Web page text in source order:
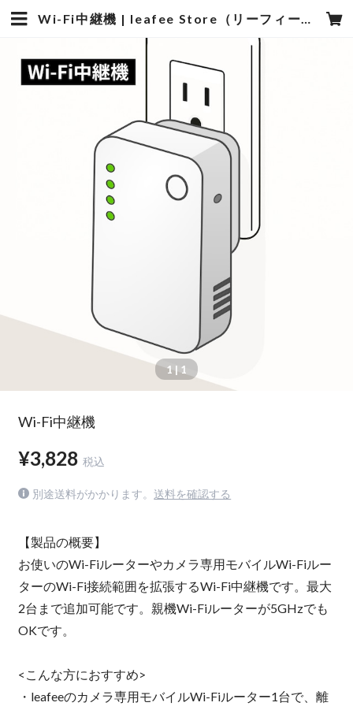
Wi-Fi中継機 | leafee Store（リーフィー・ストア）
1 | 1
Wi-Fi中継機
¥3,828 税込
別途送料がかかります。 送料を確認する
【製品の概要】
お使いのWi-Fiルーターやカメラ専用モバイルWi-Fiルー
ターのWi-Fi接続範囲を拡張するWi-Fi中継機です。最大
2台まで追加可能です。親機Wi-Fiルーターが5GHzでも
OKです。
<こんな方におすすめ>
・leafeeのカメラ専用モバイルWi-Fiルーター1台で、離